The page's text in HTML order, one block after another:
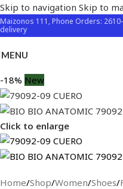
Skip to navigation Skip to
Maizonos 111, Phone Orders:
delivery
MENU
-18% New
Click to enlarge
Home/Shop/Women/Shoes/